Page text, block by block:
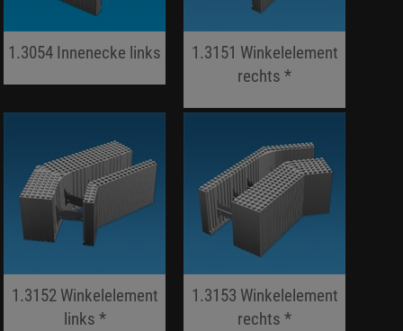
1.3054 Innenecke links
1.3151 Winkelelement
rechts *
1.3152 Winkelelement
links *
1.3153 Winkelelement
rechts *